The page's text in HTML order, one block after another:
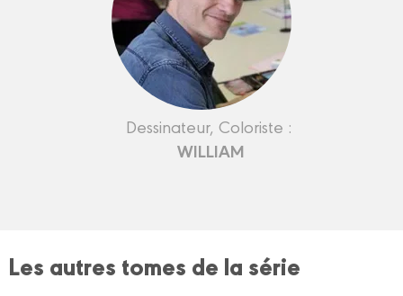
Dessinateur, Coloriste :
WILLIAM
Les autres tomes de la série